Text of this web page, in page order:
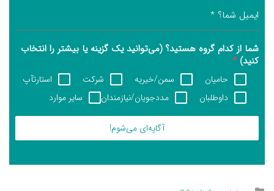
ایمیل شما؟ *
شما از کدام گروه هستید؟ (می‌توانید یک گزینه یا بیشتر را انتخاب
کنید) *
حامیان سمن/خیریه شرکت
استارتآپ
داوطلبان
مددجویان/نیازمندان سایر موارد
آگاپه‌ای می‌شوم!